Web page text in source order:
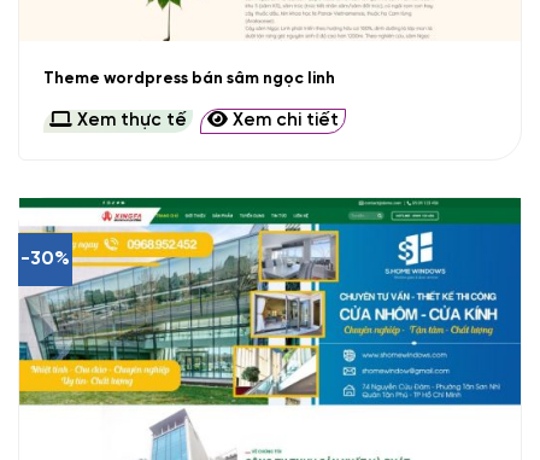
Theme wordpress bán sâm ngọc linh
Xem thực tế Xem chi tiết
-30%